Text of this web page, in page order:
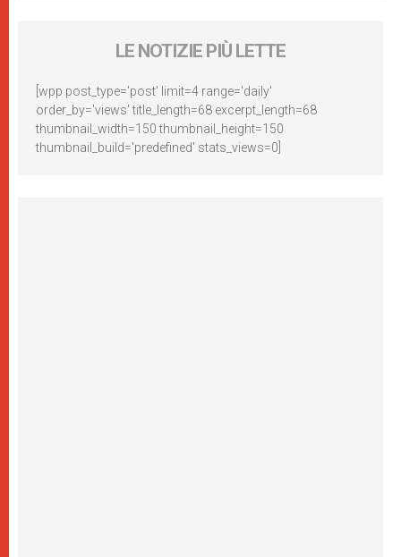
LE NOTIZIE PIÙ LETTE
[wpp post_type='post' limit=4 range='daily'
order_by='views' title_length=68 excerpt_length=68
thumbnail_width=150 thumbnail_height=150
thumbnail_build='predefined' stats_views=0]